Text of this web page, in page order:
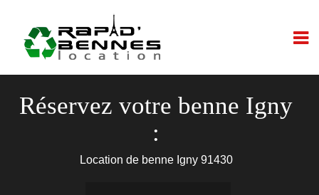
Réservez votre benne Igny
:
Location de benne Igny 91430